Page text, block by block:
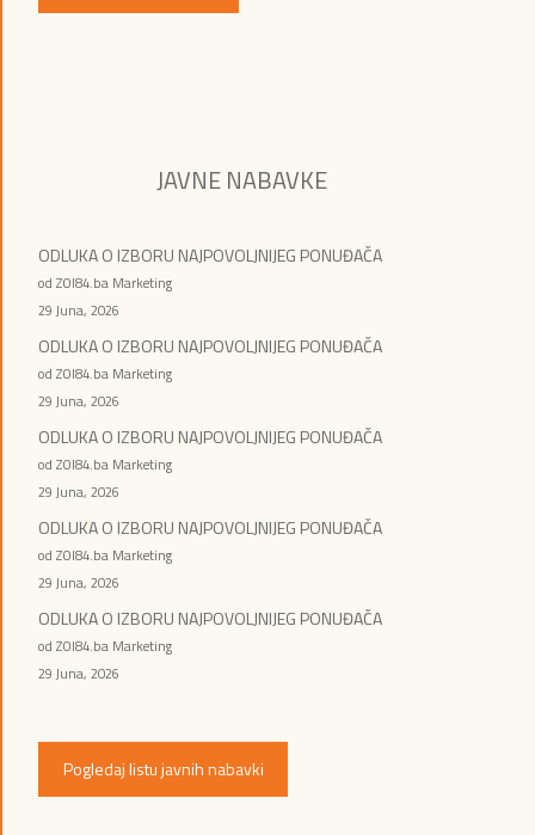
JAVNE NABAVKE
ODLUKA O IZBORU NAJPOVOLJNIJEG PONUĐAČA
od ZOI84.ba Marketing
29 Juna, 2026
ODLUKA O IZBORU NAJPOVOLJNIJEG PONUĐAČA
od ZOI84.ba Marketing
29 Juna, 2026
ODLUKA O IZBORU NAJPOVOLJNIJEG PONUĐAČA
od ZOI84.ba Marketing
29 Juna, 2026
ODLUKA O IZBORU NAJPOVOLJNIJEG PONUĐAČA
od ZOI84.ba Marketing
29 Juna, 2026
ODLUKA O IZBORU NAJPOVOLJNIJEG PONUĐAČA
od ZOI84.ba Marketing
29 Juna, 2026
Pogledaj listu javnih nabavki